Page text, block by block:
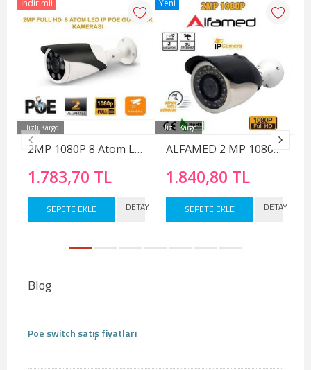
Hızlı Kargo
2MP 1080P 8 Atom Led IP POE Güvenlik Kamerası RMP-1427
1.783,70 TL
SEPETE EKLE DETAY
İndirimli
Hızlı Kargo
ALFAMED 2 MP 1080P 42 LED 3.6 MM DIŞ MEKAN IP GÜVENLİK KAMERASI AL-5060
1.840,80 TL
SEPETE EKLE DETAY
Yeni
Blog
Poe switch satış fiyatları